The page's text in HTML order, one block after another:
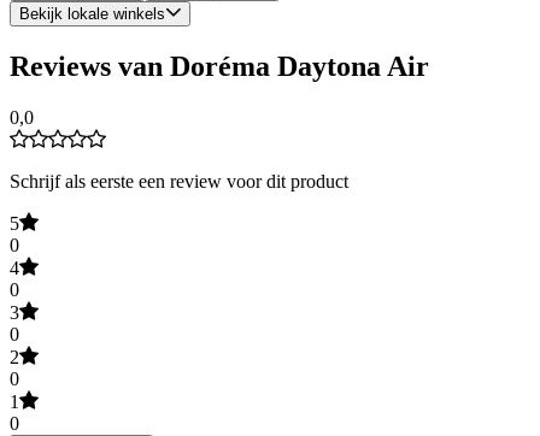
Bekijk lokale winkels
Reviews van Doréma Daytona Air
0,0
Schrijf als eerste een review voor dit product
5
0
4
0
3
0
2
0
1
0